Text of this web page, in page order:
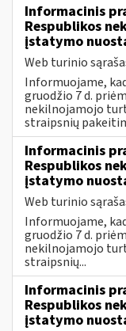
Informacinis
Respublikos
įstatymo
Web turinio
Informuojame,
gruodžio 7 d.
nekilnojamojo
straipsnių
Informacinis
Respublikos
įstatymo
Web turinio
Informuojame,
gruodžio 7 d.
nekilnojamojo
straipsnių...
Informacinis
Respublikos
įstatymo